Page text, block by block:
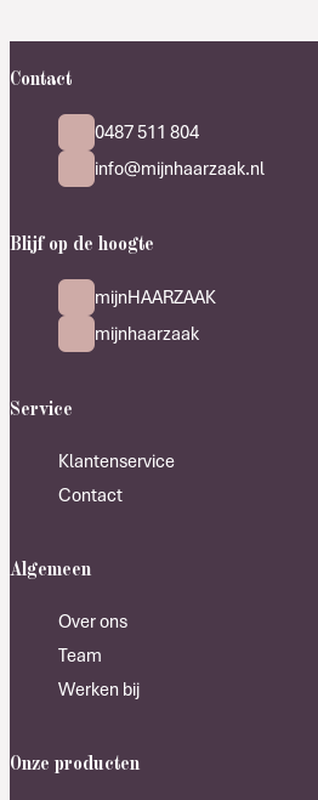
Contact
0487 511 804
info@mijnhaarzaak.nl
Blijf op de hoogte
mijnHAARZAAK
mijnhaarzaak
Service
Klantenservice
Contact
Algemeen
Over ons
Team
Werken bij
Onze producten